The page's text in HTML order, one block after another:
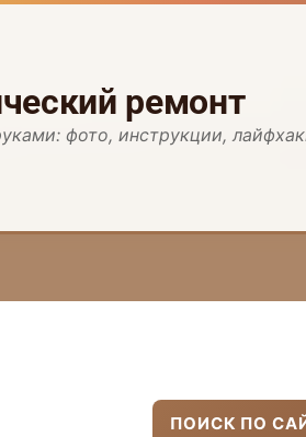
ремонт
фото, инструкции,
ПОИСК ПО